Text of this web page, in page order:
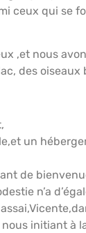
qui se
,et nous
des oiseaux
un
de
n’a
initiant à